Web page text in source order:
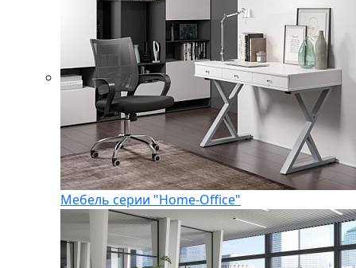
Мебель серии "Home-Office"